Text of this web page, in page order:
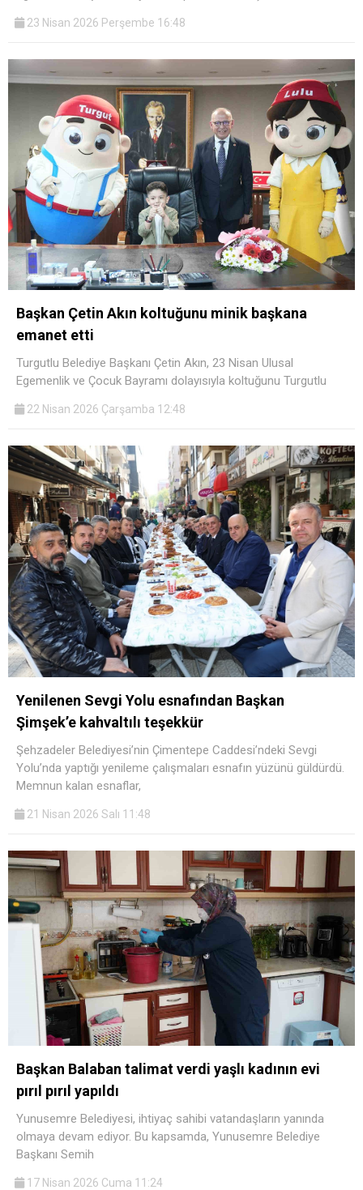
23 Nisan 2026 Perşembe 16:48
Başkan Çetin Akın koltuğunu minik başkana
emanet etti
Turgutlu Belediye Başkanı Çetin Akın, 23 Nisan Ulusal
Egemenlik ve Çocuk Bayramı dolayısıyla koltuğunu Turgutlu
22 Nisan 2026 Çarşamba 12:48
Yenilenen Sevgi Yolu esnafından Başkan
Şimşek’e kahvaltılı teşekkür
Şehzadeler Belediyesi’nin Çimentepe Caddesi’ndeki Sevgi
Yolu’nda yaptığı yenileme çalışmaları esnafın yüzünü güldürdü.
Memnun kalan esnaflar,
21 Nisan 2026 Salı 11:48
Başkan Balaban talimat verdi yaşlı kadının evi
pırıl pırıl yapıldı
Yunusemre Belediyesi, ihtiyaç sahibi vatandaşların yanında
olmaya devam ediyor. Bu kapsamda, Yunusemre Belediye
Başkanı Semih
17 Nisan 2026 Cuma 11:24